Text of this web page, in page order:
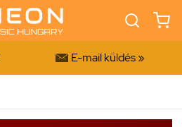
 E-mail küldés »